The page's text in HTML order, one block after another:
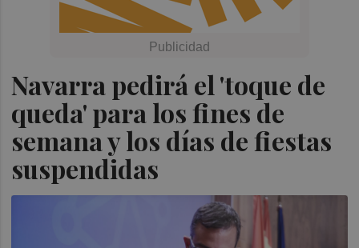
Navarra pedirá el 'toque de
queda' para los fines de
semana y los días de fiestas
suspendidas